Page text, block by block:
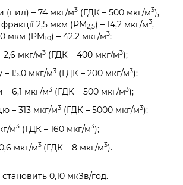
(пил) – 74 мкг/м3 (ГДК – 500 мкг/м3),
2,5 мкм (PM2,5) – 14,2 мкг/м3,
мкм (PM10) – 42,2 мкг/м3;
2,6 мкг/м3 (ГДК – 400 мкг/м3);
– 15,0 мкг/м3 (ГДК – 200 мкг/м3);
– 6,1 мкг/м3 (ГДК – 500 мкг/м3);
– 313 мкг/м3 (ГДК – 5000 мкг/м3);
м3 (ГДК – 160 мкг/м3);
мкг/м3 (ГДК – 8 мкг/м3).
0,10 мкЗв/год.